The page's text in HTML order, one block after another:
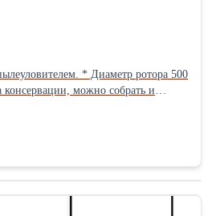
можно собрать и